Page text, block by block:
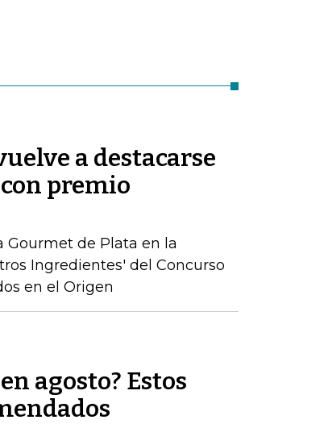
a destacarse
premio
Gourmet de Plata en la
Ingredientes' del Concurso
en el Origen
agosto? Estos